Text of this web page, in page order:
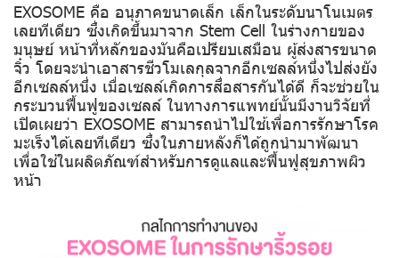
EXOSOME คือ อนุภาคขนาดเล็ก เล็กในระดับนาโนเมตร
เลยทีเดียว ซึ่งเกิดขึ้นมาจาก Stem Cell ในร่างกายของ
มนุษย์ หน้าที่หลักของมันคือเปรียบเสมือน ผู้ส่งสารขนาด
จิ๋ว โดยจะนำเอาสารชีวโมเลกุลจากอีกเซลล์หนึ่งไปส่งยัง
อีกเซลล์หนึ่ง เมื่อเซลล์เกิดการสื่อสารกันได้ดี ก็จะช่วยใน
กระบวนฟื้นฟูของเซลล์ ในทางการแพทย์นั้นมีงานวิจัยที่
เปิดเผยว่า EXOSOME สามารถนำไปใช้เพื่อการรักษาโรค
มะเร็งได้เลยทีเดียว ซึ่งในภายหลังก็ได้ถูกนำมาพัฒนา
เพื่อใช้ในผลิตภัณฑ์สำหรับการดูแลและฟื้นฟูสุขภาพผิว
หน้า